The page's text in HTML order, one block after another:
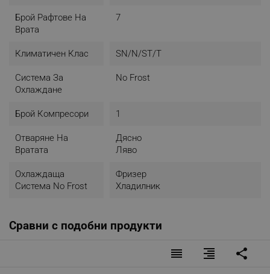
Брой Рафтове На
Врата
7
Климатичен Клас SN/N/ST/T
Система За
Охлаждане
No Frost
Брой Компресори 1
Отваряне На
Вратата
Дясно
Ляво
Охлаждаща
Система No Frost
Фризер
Хладилник
Сравни с подобни продукти
reorder format_align_right share